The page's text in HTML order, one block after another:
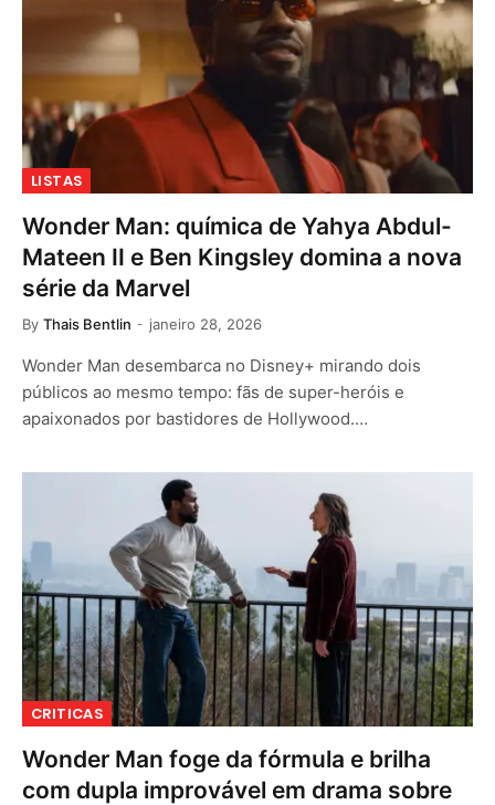
LISTAS
Wonder Man: química de Yahya Abdul-
Mateen II e Ben Kingsley domina a nova
série da Marvel
By Thais Bentlin janeiro 28, 2026
Wonder Man desembarca no Disney+ mirando dois
públicos ao mesmo tempo: fãs de super-heróis e
apaixonados por bastidores de Hollywood.…
CRITICAS
Wonder Man foge da fórmula e brilha
com dupla improvável em drama sobre